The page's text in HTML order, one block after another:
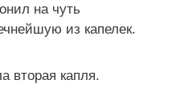
на чуть
из капелек.
вторая капля.